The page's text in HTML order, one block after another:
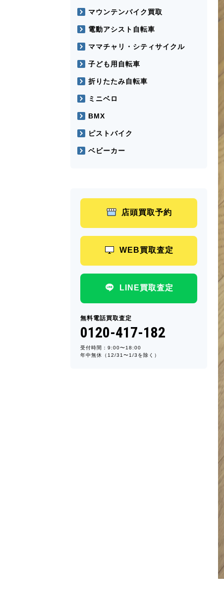
マウンテンバイク買取
電動アシスト自転車
ママチャリ・シティサイクル
子ども用自転車
折りたたみ自転車
ミニベロ
BMX
ピストバイク
ベビーカー
店頭買取予約
WEB買取査定
LINE買取査定
無料電話買取査定
0120-417-182
受付時間：9:00〜18:00
年中無休（12/31〜1/3を除く）